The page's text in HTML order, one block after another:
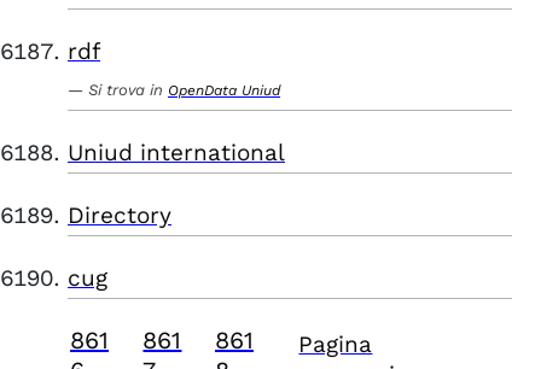
rdf
Si trova in OpenData Uniud
Uniud international
Directory
cug
861
861
861
Pagina